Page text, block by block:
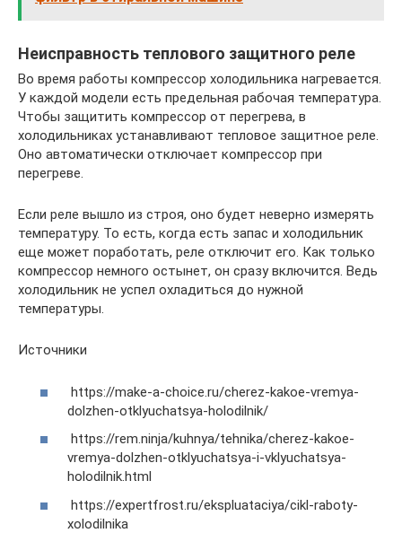
Неисправность теплового защитного реле
Во время работы компрессор холодильника нагревается.
У каждой модели есть предельная рабочая температура.
Чтобы защитить компрессор от перегрева, в
холодильниках устанавливают тепловое защитное реле.
Оно автоматически отключает компрессор при
перегреве.
Если реле вышло из строя, оно будет неверно измерять
температуру. То есть, когда есть запас и холодильник
еще может поработать, реле отключит его. Как только
компрессор немного остынет, он сразу включится. Ведь
холодильник не успел охладиться до нужной
температуры.
Источники
https://make-a-choice.ru/cherez-kakoe-vremya-
dolzhen-otklyuchatsya-holodilnik/
https://rem.ninja/kuhnya/tehnika/cherez-kakoe-
vremya-dolzhen-otklyuchatsya-i-vklyuchatsya-
holodilnik.html
https://expertfrost.ru/ekspluataciya/cikl-raboty-
xolodilnika